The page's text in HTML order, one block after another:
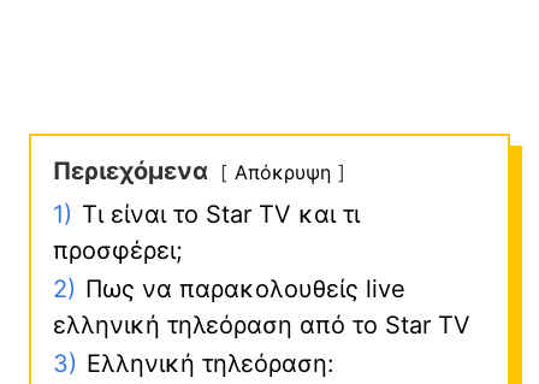
Περιεχόμενα Απόκρυψη
1) Τι είναι το Star TV και τι
προσφέρει;
2) Πως να παρακολουθείς live
ελληνική τηλεόραση από το Star TV
3) Ελληνική τηλεόραση: